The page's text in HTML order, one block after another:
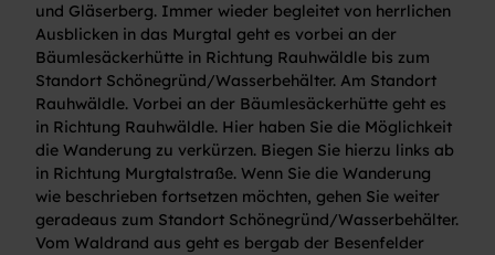
und Gläserberg. Immer wieder begleitet von herrlichen
Ausblicken in das Murgtal geht es vorbei an der
Bäumlesäckerhütte in Richtung Rauhwäldle bis zum
Standort Schönegründ/Wasserbehälter. Am Standort
Rauhwäldle. Vorbei an der Bäumlesäckerhütte geht es
in Richtung Rauhwäldle. Hier haben Sie die Möglichkeit
die Wanderung zu verkürzen. Biegen Sie hierzu links ab
in Richtung Murgtalstraße. Wenn Sie die Wanderung
wie beschrieben fortsetzen möchten, gehen Sie weiter
geradeaus zum Standort Schönegründ/Wasserbehälter.
Vom Waldrand aus geht es bergab der Besenfelder